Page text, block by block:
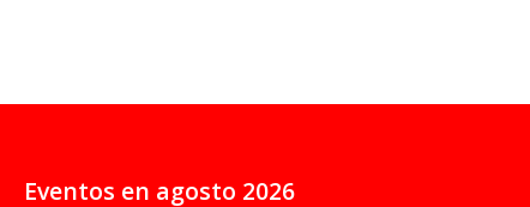
Eventos en agosto 2026